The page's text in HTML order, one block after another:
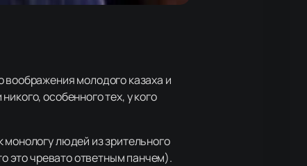
молодого казаха и
особенного тех, у кого
людей из зрительного
это чревато ответным панчем).